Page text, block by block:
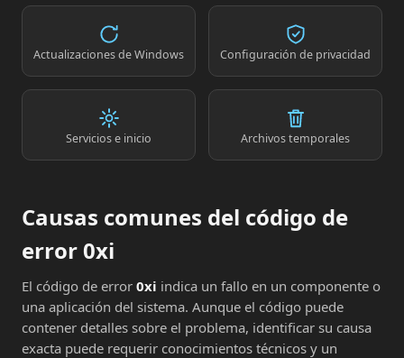
Actualizaciones de Windows Configuración de privacidad
Servicios e inicio Archivos temporales
Causas comunes del código de
error 0xi
El código de error 0xi indica un fallo en un componente o
una aplicación del sistema. Aunque el código puede
contener detalles sobre el problema, identificar su causa
exacta puede requerir conocimientos técnicos y un